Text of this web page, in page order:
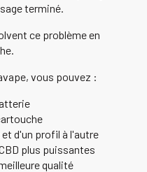
terminé.
ce problème en
vous pouvez :
d'un profil à l'autre
plus puissantes
qualité